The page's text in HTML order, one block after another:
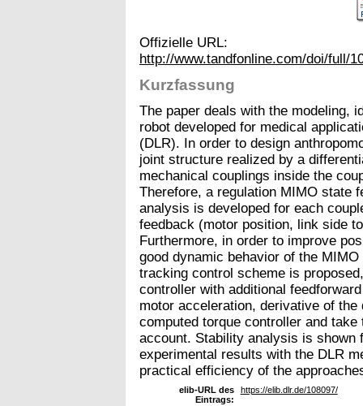
Offizielle URL:
http://www.tandfonline.com/doi/full/
Kurzfassung
The paper deals with the modeling,
robot developed for medical
(DLR). In order to design
joint structure realized by a
mechanical couplings inside the
Therefore, a regulation MIMO state
analysis is developed for each
feedback (motor position, link side
Furthermore, in order to improve
good dynamic behavior of the
tracking control scheme is
controller with additional
motor acceleration, derivative of
computed torque controller and
account. Stability analysis is shown
experimental results with the DLR
practical efficiency of the
elib-URL des
Eintrags:
https://elib.dlr.de/108097/